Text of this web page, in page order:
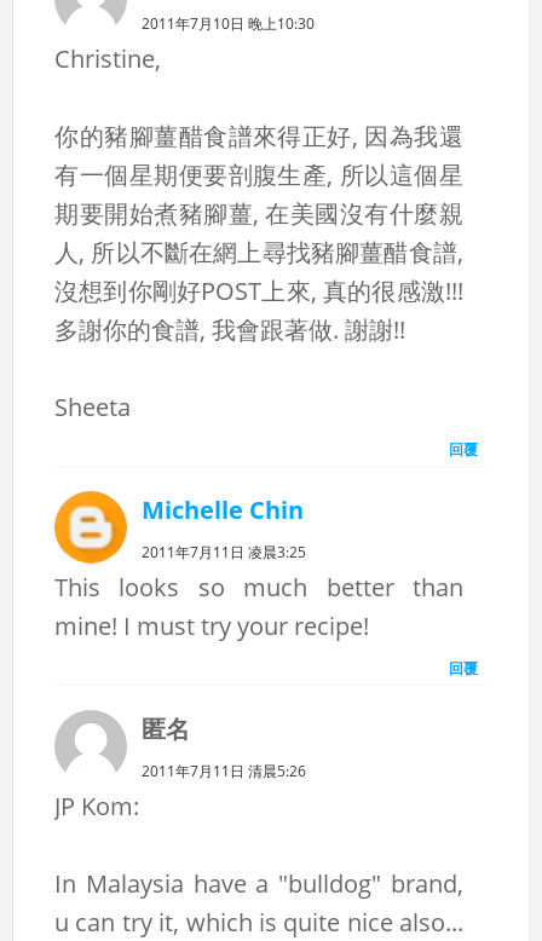
2011年7月10日 晚上10:30
Christine,
你的豬腳薑醋食譜來得正好, 因為我還
有一個星期便要剖腹生產, 所以這個星
期要開始煮豬腳薑, 在美國沒有什麼親
人, 所以不斷在網上尋找豬腳薑醋食譜,
沒想到你剛好POST上來, 真的很感激!!!
多謝你的食譜, 我會跟著做. 謝謝!!
Sheeta
回覆
Michelle Chin
2011年7月11日 凌晨3:25
This looks so much better than
mine! I must try your recipe!
回覆
匿名
2011年7月11日 清晨5:26
JP Kom:
In Malaysia have a "bulldog" brand,
u can try it, which is quite nice also...